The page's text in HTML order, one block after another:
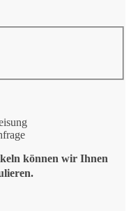
können wir Ihnen